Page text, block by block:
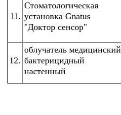
11.
Стоматологическая
установка Gnatus
"Доктор сенсор"
12.
облучатель медицинский
бактерицидный
настенный